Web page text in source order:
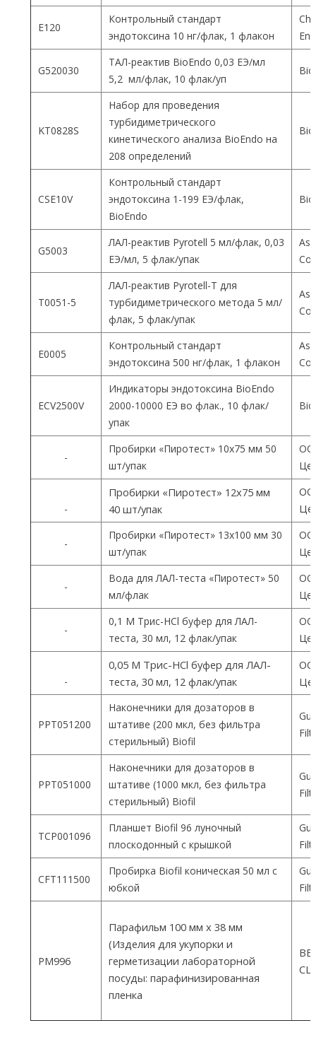
Е120
Контрольный стандарт
эндотоксина 10 нг/флак, 1 флакон
G520030
ТАЛ-реактив BioEndo 0,03 ЕЭ/мл
5,2 мл/флак, 10 флак/уп
KT0828S
Набор для проведения
турбидиметрического
кинетического анализа BioEndo на
208 определений
CSE10V
Контрольный стандарт
эндотоксина 1-199 ЕЭ/флак,
BioEndo
G5003
ЛАЛ-реактив Pyrotell 5 мл/флак, 0,03
ЕЭ/мл, 5 флак/упак
T0051-5
ЛАЛ-реактив Pyrotell-T для
турбидиметрического метода 5 мл/
флак, 5 флак/упак
E0005
Контрольный стандарт
эндотоксина 500 нг/флак, 1 флакон
ECV2500V
Индикаторы эндотоксина BioEndo
2000-10000 ЕЭ во флак., 10 флак/
упак
-
Пробирки «Пиротест» 10х75 мм 50
шт/упак
-
Пробирки «Пиротест» 12х75 мм
40 шт/упак
-
Пробирки «Пиротест» 13х100 мм 30
шт/упак
-
Вода для ЛАЛ-теста «Пиротест» 50
мл/флак
-
0,1 М Трис-HCl буфер для ЛАЛ-
теста, 30 мл, 12 флак/упак
-
0,05 М Трис-HCl буфер для ЛАЛ-
теста, 30 мл, 12 флак/упак
PPT051200
Наконечники для дозаторов в
штативе (200 мкл, без фильтра
стерильный) Biofil
PPT051000
Наконечники для дозаторов в
штативе (1000 мкл, без фильтра
стерильный) Biofil
TCP001096
Планшет Biofil 96 луночный
плоскодонный с крышкой
CFT111500
Пробирка Biofil коническая 50 мл с
юбкой
PM996
Парафильм 100 мм х 38 мм
(Изделия для укупорки и
герметизации лабораторной
посуды: парафинизированная
пленка